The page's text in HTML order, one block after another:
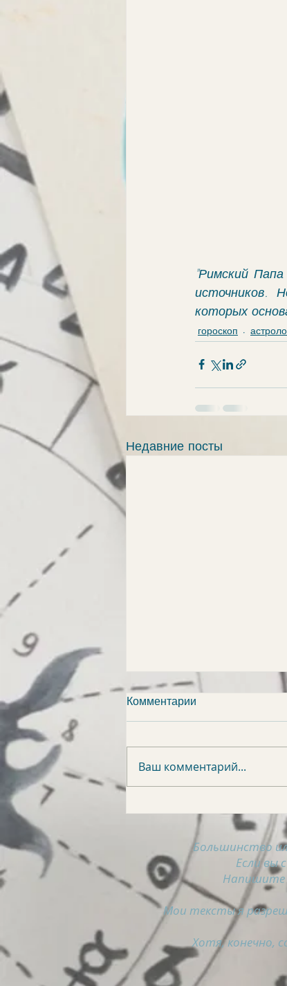
"Римский
источников.
которых
гороскоп
Недавние посты
Комментарии
Ваш комментарий...
Большинство
Если вы
Напишите
Мои тексты я
Хотя, конечно,